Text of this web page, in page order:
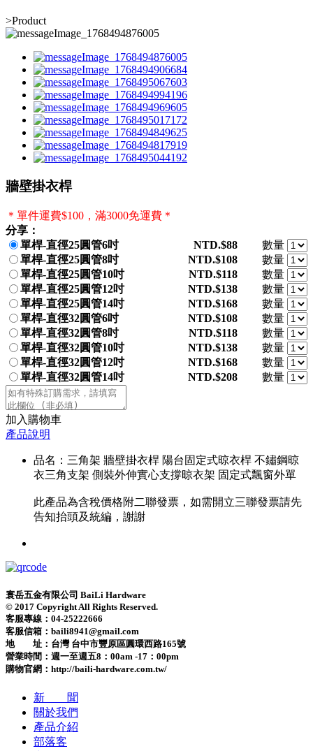
>Product
牆壁掛衣桿
＊單件運費$100，滿3000免運費＊
分享：
單桿-直徑25圓管6吋
NTD.$88
數量
單桿-直徑25圓管8吋
NTD.$108
數量
單桿-直徑25圓管10吋
NTD.$118
數量
單桿-直徑25圓管12吋
NTD.$138
數量
單桿-直徑25圓管14吋
NTD.$168
數量
單桿-直徑32圓管6吋
NTD.$108
數量
單桿-直徑32圓管8吋
NTD.$118
數量
單桿-直徑32圓管10吋
NTD.$138
數量
單桿-直徑32圓管12吋
NTD.$168
數量
單桿-直徑32圓管14吋
NTD.$208 數量
加入購物車
產品說明
品名：三角架 牆壁掛衣桿 陽台固定式晾衣桿 不鏽鋼晾
衣三角支架 側裝外伸實心支撐晾衣架 固定式飄窗外單
此產品為含稅價格附二聯發票，如需開立三聯發票請先
告知抬頭及統編，謝謝
寰岳五金有限公司 BaiLi Hardware
© 2017 Copyright All Rights Reserved.
客服專線：04-25222666
客服信箱：baili8941@gmail.com
地 址：台灣 台中市豐原區圓環西路165號
營業時間： 週一至週五8：00am -17：00pm
購物官網：http://baili-hardware.com.tw/
新 聞
關於我們
產品介紹
部落客